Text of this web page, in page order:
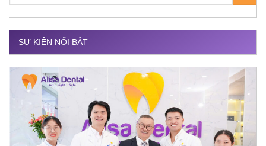
SỰ KIỆN NỔI BẬT